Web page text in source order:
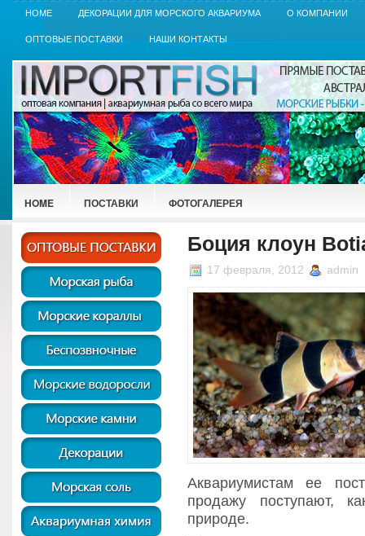
HOME ДЕКОРАЦИИ ДЛЯ МОРСКОГО АКВАРИУМА О КОМПАНИИ
ОПТОВЫЕ ПОСТАВКИ НАШИ КОНТАКТЫ
HOME ПОСТАВКИ ФОТОГАЛЕРЕЯ
Боция клоун
17 февраля, 2012 admin
Аквариумистам ее
продажу поступают,
природе.